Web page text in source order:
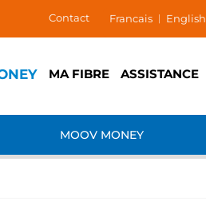
Contact Francais | English
MA FIBRE ASSISTANCE
MOOV MONEY